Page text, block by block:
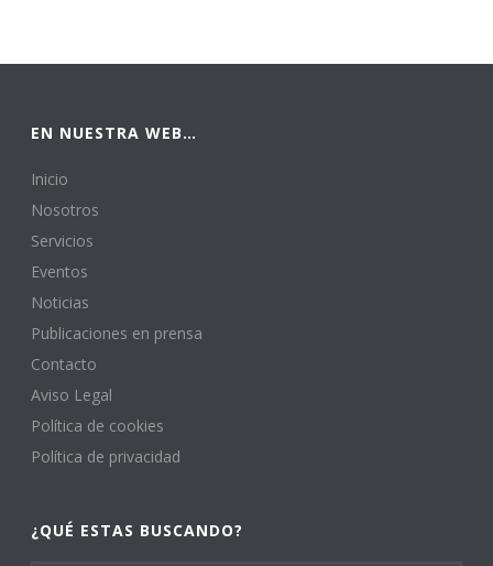
EN NUESTRA WEB…
Inicio
Nosotros
Servicios
Eventos
Noticias
Publicaciones en prensa
Contacto
Aviso Legal
Política de cookies
Política de privacidad
¿QUÉ ESTAS BUSCANDO?